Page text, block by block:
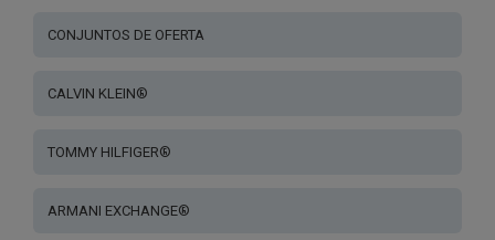
CONJUNTOS DE OFERTA
CALVIN KLEIN®
TOMMY HILFIGER®
ARMANI EXCHANGE®